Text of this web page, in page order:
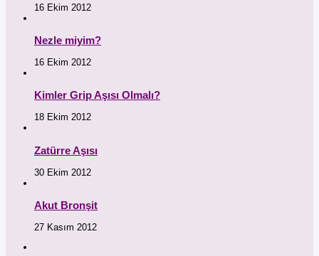
16 Ekim 2012
Nezle miyim?
16 Ekim 2012
Kimler Grip Aşısı Olmalı?
18 Ekim 2012
Zatürre Aşısı
30 Ekim 2012
Akut Bronşit
27 Kasım 2012